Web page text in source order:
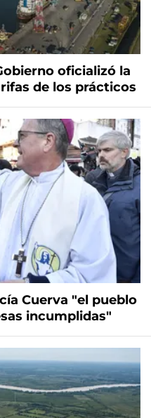
oficializó la
de los prácticos
Cuerva "el pueblo
incumplidas"